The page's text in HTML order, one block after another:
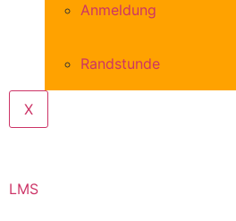
Anmeldung
Randstunde
X
LMS